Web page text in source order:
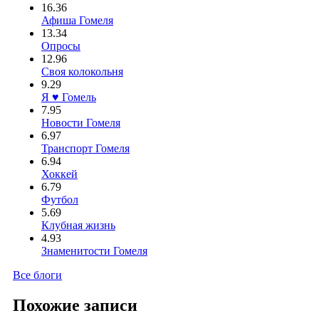
16.36
Афиша Гомеля
13.34
Опросы
12.96
Своя колокольня
9.29
Я ♥ Гомель
7.95
Новости Гомеля
6.97
Транспорт Гомеля
6.94
Хоккей
6.79
Футбол
5.69
Клубная жизнь
4.93
Знаменитости Гомеля
Все блоги
Похожие записи